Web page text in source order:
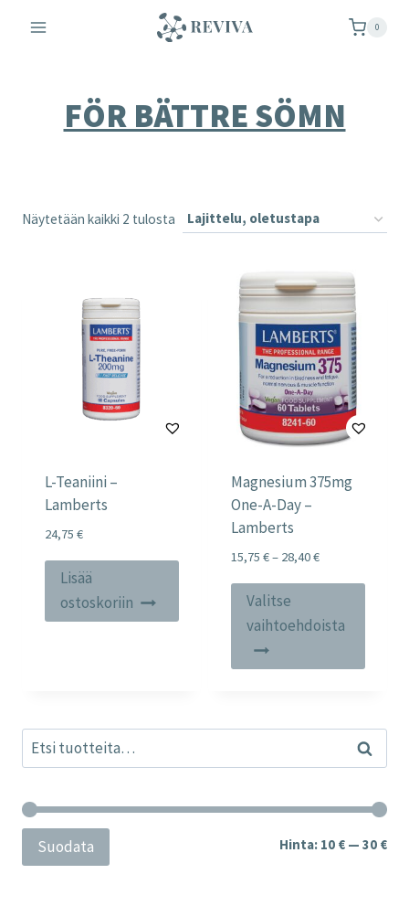
sisältöön
0
FÖR BÄTTRE SÖMN
Näytetään kaikki 2 tulosta
L-Teaniini –
Lamberts
24,75 €
Lisää
ostoskoriin
Magnesium 375mg
One-A-Day –
Lamberts
15,75 €– 28,40€Price
through
Valitse
vaihtoehdoista
tehdä
sivulla.
Etsi: Haku
Suodata Hinta: 10 € — 30 €